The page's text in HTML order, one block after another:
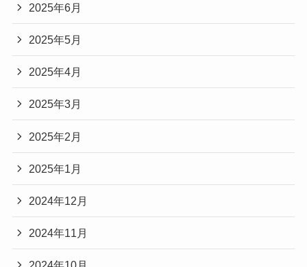
2025年6月
2025年5月
2025年4月
2025年3月
2025年2月
2025年1月
2024年12月
2024年11月